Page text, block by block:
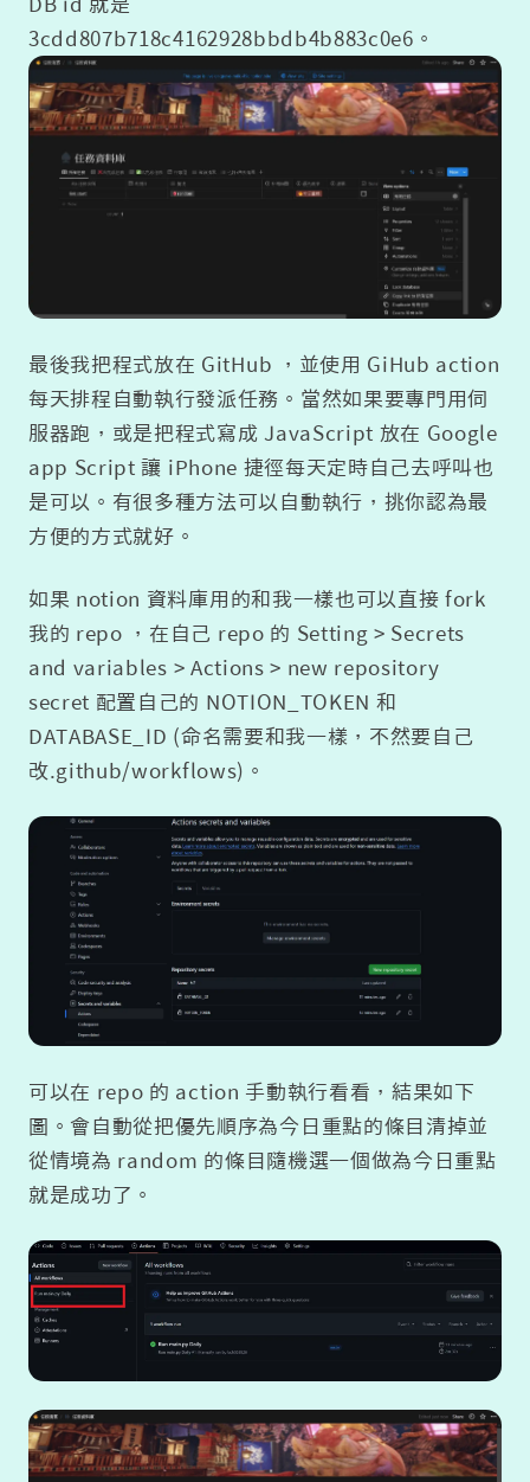
3cdd807b718c4162928bbdb4b883c0e6。
最後我把程式放在 GitHub ，並使用 GiHub action
每天排程自動執行發派任務。當然如果要專門用伺
服器跑，或是把程式寫成 JavaScript 放在 Google
app Script 讓 iPhone 捷徑每天定時自己去呼叫也
是可以。有很多種方法可以自動執行，挑你認為最
方便的方式就好。
如果 notion 資料庫用的和我一樣也可以直接 fork
我的 repo ，在自己 repo 的 Setting > Secrets
and variables > Actions > new repository
secret 配置自己的 NOTION_TOKEN 和
DATABASE_ID (命名需要和我一樣，不然要自己
改.github/workflows)。
可以在 repo 的 action 手動執行看看，結果如下
圖。會自動從把優先順序為今日重點的條目清掉並
從情境為 random 的條目隨機選一個做為今日重點
就是成功了。